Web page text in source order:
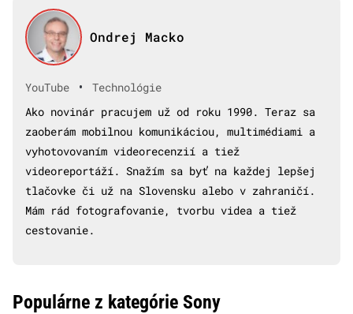
Ondrej Macko
YouTube •
Technológie
Ako novinár pracujem už od roku 1990. Teraz sa
zaoberám mobilnou komunikáciou, multimédiami a
vyhotovovaním videorecenzií a tiež
videoreportáží. Snažím sa byť na každej lepšej
tlačovke či už na Slovensku alebo v zahraničí.
Mám rád fotografovanie, tvorbu videa a tiež
cestovanie.
Populárne z kategórie Sony